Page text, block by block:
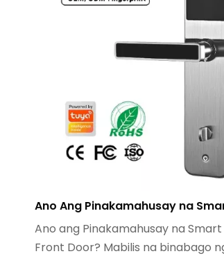
Ano ang Pinakamahusay na
Front Door? Mabilis na binabago